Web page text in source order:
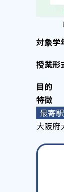
大阪府